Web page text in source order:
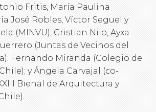
Fritis, María Paulina
José Robles, Víctor Seguel y
(MINVU); Cristian Nilo, Ayxa
(Juntas de Vecinos del
Fernando Miranda (Colegio de
y Ángela Carvajal (co-
Bienal de Arquitectura y